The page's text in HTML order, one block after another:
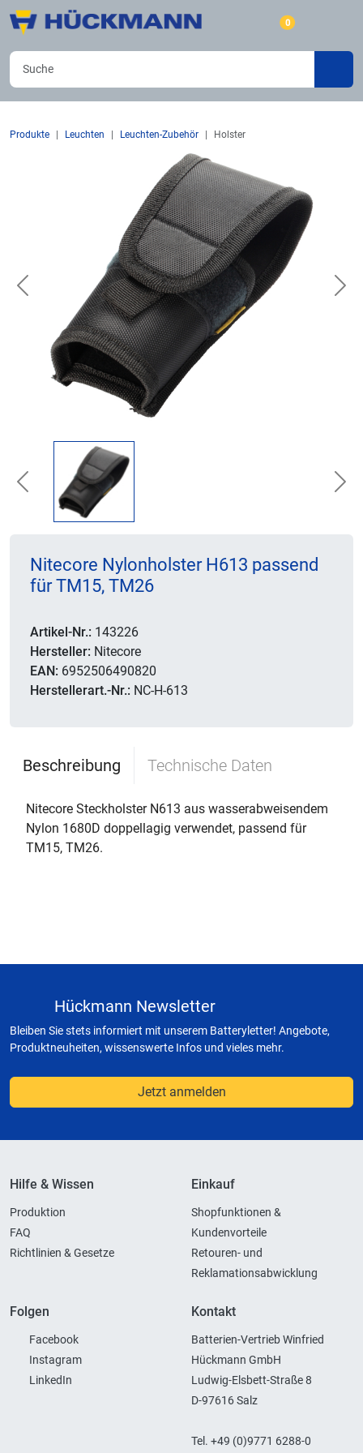
0
Produkte Leuchten Leuchten-Zubehör Holster
Previous
Previous
Nitecore Nylonholster H613 passend
für TM15, TM26
Artikel-Nr.: 143226
Hersteller: Nitecore
EAN: 6952506490820
Herstellerart.-Nr.: NC-H-613
Beschreibung Technische Daten
Nitecore Steckholster N613 aus wasserabweisendem
Nylon 1680D doppellagig verwendet, passend für
TM15, TM26.
Hückmann Newsletter
Bleiben Sie stets informiert mit unserem Batteryletter! Angebote,
Produktneuheiten, wissenswerte Infos und vieles mehr.
Jetzt anmelden
Hilfe & Wissen
Produktion
FAQ
Richtlinien & Gesetze
Einkauf
Shopfunktionen &
Kundenvorteile
Retouren- und
Reklamationsabwicklung
Folgen
Facebook
Instagram
LinkedIn
Kontakt
Batterien-Vertrieb Winfried
Hückmann GmbH
Ludwig-Elsbett-Straße 8
D-97616 Salz
Tel. +49 (0)9771 6288-0